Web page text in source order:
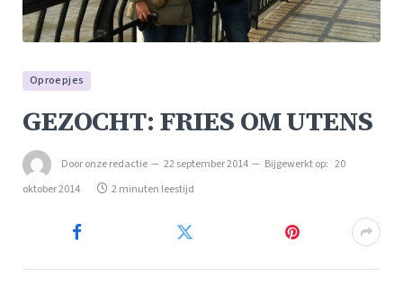
Oproepjes
GEZOCHT: FRIES OM UTENS
Dooronze redactie 22 september 2014 Bijgewerkt op: 20
oktober 2014
2 minuten leestijd